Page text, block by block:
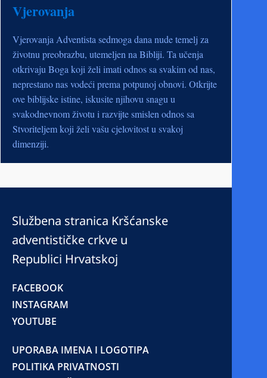
Vjerovanja
Vjerovanja Adventista sedmoga dana nude temelj za
životnu preobrazbu, utemeljen na Bibliji. Ta učenja
otkrivaju Boga koji želi imati odnos sa svakim od nas,
neprestano nas vodeći prema potpunoj obnovi. Otkrijte
ove biblijske istine, iskusite njihovu snagu u
svakodnevnom životu i razvijte smislen odnos sa
Stvoriteljem koji želi vašu cjelovitost u svakoj
dimenziji.
Službena stranica Kršćanske
adventističke crkve u
Republici Hrvatskoj
FACEBOOK
INSTAGRAM
YOUTUBE
UPORABA IMENA I LOGOTIPA
POLITIKA PRIVATNOSTI